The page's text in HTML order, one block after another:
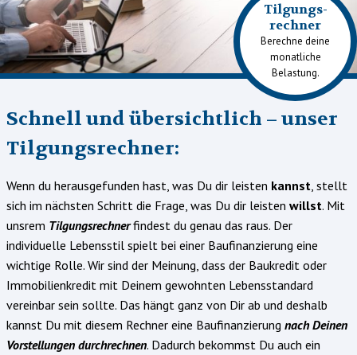
Tilgungs-
rechner
Berechne deine
monatliche
Belastung.
Schnell und übersichtlich – unser
Tilgungsrechner:
Wenn du herausgefunden hast, was Du dir leisten kannst , stellt
sich im nächsten Schritt die Frage, was Du dir leisten willst. Mit
unsrem Tilgungsrechnerfindest du genau das raus. Der
individuelle Lebensstil spielt bei einer Baufinanzierung eine
wichtige Rolle. Wir sind der Meinung, dass der Baukredit oder
Immobilienkredit mit Deinem gewohnten Lebensstandard
vereinbar sein sollte. Das hängt ganz von Dir ab und deshalb
kannst Du mit diesem Rechner eine Baufinanzierung nach Deinen
Vorstellungen durchrechnen. Dadurch bekommst Du auch ein